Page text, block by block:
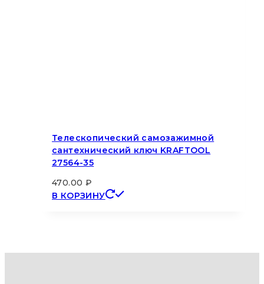
Телескопический самозажимной
сантехнический ключ KRAFTOOL
27564-35
470.00 ₽
В КОРЗИНУ